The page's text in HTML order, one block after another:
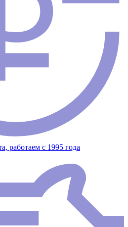
работаем с 1995 года